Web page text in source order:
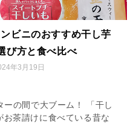
ビニのおすすめ干し芋
び方と食べ比べ
年3月19日
の間で大ブーム！ 「干し
茶請けに食べている昔な